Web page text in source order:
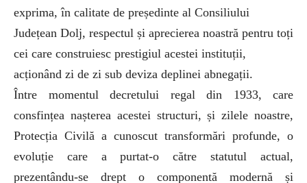
exprima, în calitate de președinte al Consiliului
Județean Dolj, respectul și aprecierea noastră pentru toți
cei care construiesc prestigiul acestei instituții,
acționând zi de zi sub deviza deplinei abnegații.
Între momentul decretului regal din 1933, care
consfințea nașterea acestei structuri, și zilele noastre,
Protecția Civilă a cunoscut transformări profunde, o
evoluție care a purtat-o către statutul actual,
prezentându-se drept o componentă modernă și